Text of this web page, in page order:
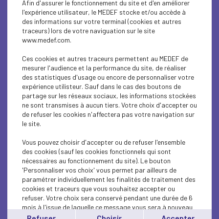
ECONOMY
SOCIAL
ECONOMY
ECONOMY
ECONOMY
ECONOMY
ECONOMY
ECONOMY
ECONOMY
Afin d'assurer le fonctionnement du site et d'en améliorer
l'expérience utilisateur, le MEDEF stocke et/ou accède à
des informations sur votre terminal (cookies et autres
traceurs) lors de votre naviguation sur le site
www.medef.com.
Ces cookies et autres traceurs permettent au MEDEF de
mesurer l'audience et la performance du site, de réaliser
des statistiques d'usage ou encore de personnaliser votre
expérience utilisteur. Sauf dans le cas des boutons de
partage sur les réseaux sociaux, les informations stockées
ne sont transmises à aucun tiers. Votre choix d'accepter ou
de refuser les cookies n'affectera pas votre navigation sur
le site.
Vous pouvez choisir d'accepter ou de refuser l'ensemble
des cookies (sauf les cookies fonctionnels qui sont
nécessaires au fonctionnement du site). Le bouton
'Personnaliser vos choix' vous permet par ailleurs de
paramétrer individuellement les finalités de traitement des
cookies et traceurs que vous souhaitez accepter ou
refuser. Votre choix sera conservé pendant une durée de 6
mois à l'issue de laquelle ce message vous sera à nouveau
affiché..